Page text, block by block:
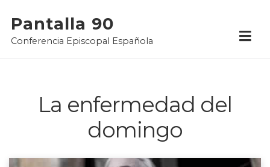
content
Pantalla 90
Conferencia Episcopal Española
La enfermedad del
domingo